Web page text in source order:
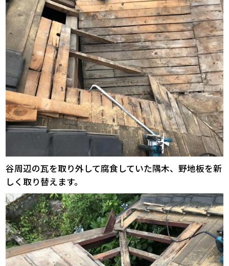
谷周辺の瓦を取り外して腐食していた隅木、野地板を新
しく取り替えます。